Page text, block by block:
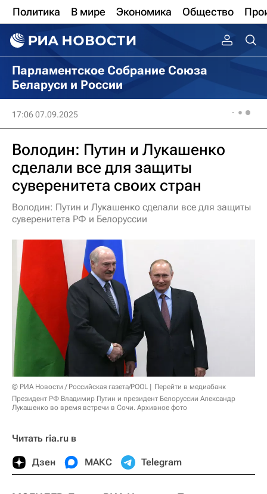
Политика В мире Экономика Общество
Парламентское Собрание Союза
Беларуси и России
17:06 07.09.2025
Володин: Путин и Лукашенко
сделали все для защиты
суверенитета своих стран
Володин: Путин и Лукашенко сделали все для защиты
суверенитета РФ и Белоруссии
© РИА Новости / Российская газета/POOL
Перейти в медиабанк
Президент РФ Владимир Путин и президент Белоруссии Александр
Лукашенко во время встречи в Сочи. Архивное фото
Читать ria.ru в
Дзен МАКС Telegram